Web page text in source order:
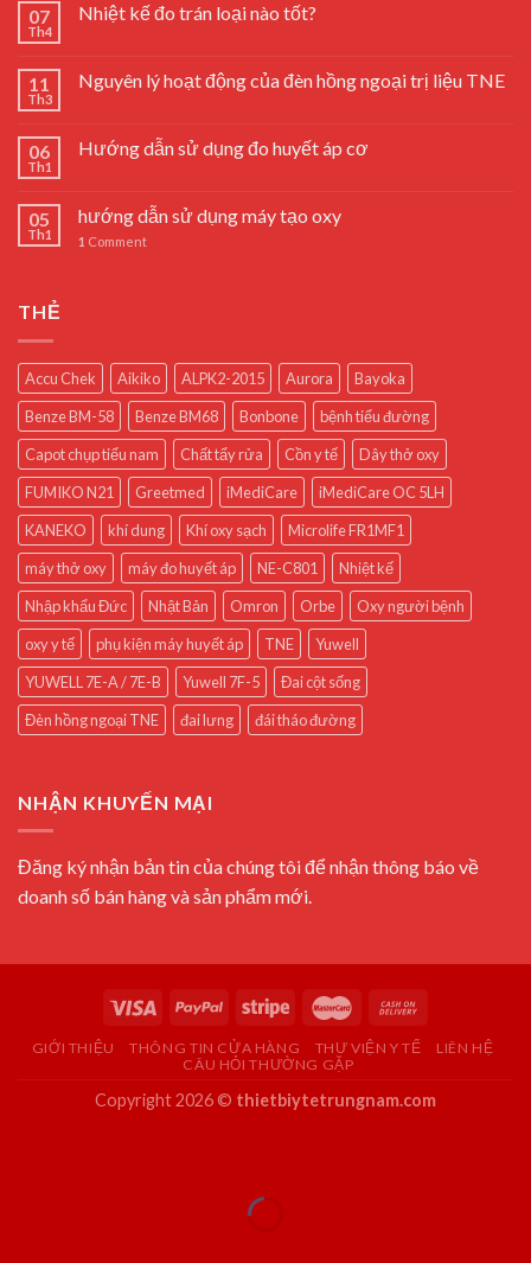
07
Th4
Nhiệt kế đo trán loại nào tốt?
11
Th3
Nguyên lý hoạt động của đèn hồng ngoại trị liệu TNE
06
Th1
Hướng dẫn sử dụng đo huyết áp cơ
05
Th1
hướng dẫn sử dụng máy tạo oxy
1 Comment
THẺ
Accu Chek Aikiko ALPK2-2015 Aurora
Bayoka
Benze BM-58
Benze BM68 Bonbone
bệnh tiểu đường
Capot chụp tiểu nam
Chất tẩy rửa Cồn y tế
Dây thở oxy
FUMIKO N21
Greetmed iMediCare
iMediCare OC 5LH
KANEKO
khí dung Khí oxy sạch
Microlife FR1MF1
máy thở oxy
máy đo huyết áp NE-C801
Nhiệt kế
Nhập khẩu Đức
Nhật Bản Omron Orbe
Oxy người bệnh
oxy y tế
phụ kiện máy huyết áp TNE
Yuwell
YUWELL 7E-A / 7E-B
Yuwell 7F-5
Đai cột sống
Đèn hồng ngoại TNE
đai lưng đái tháo đường
NHẬN KHUYẾN MẠI
Đăng ký nhận bản tin của chúng tôi để nhận thông báo về
doanh số bán hàng và sản phẩm mới.
GIỚI THIỆU THÔNG TIN CỬA HÀNG THƯ VIỆN Y TẾ
LIÊN HỆ
CÂU HỎI THƯỜNG GẶP
Copyright 2026 © thietbiytetrungnam.com